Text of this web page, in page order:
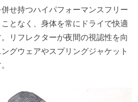
せ持つハイパフォーマンスフリー
となく、身体を常にドライで快適
リフレクターが夜間の視認性を向
グウェアやスプリングジャケット